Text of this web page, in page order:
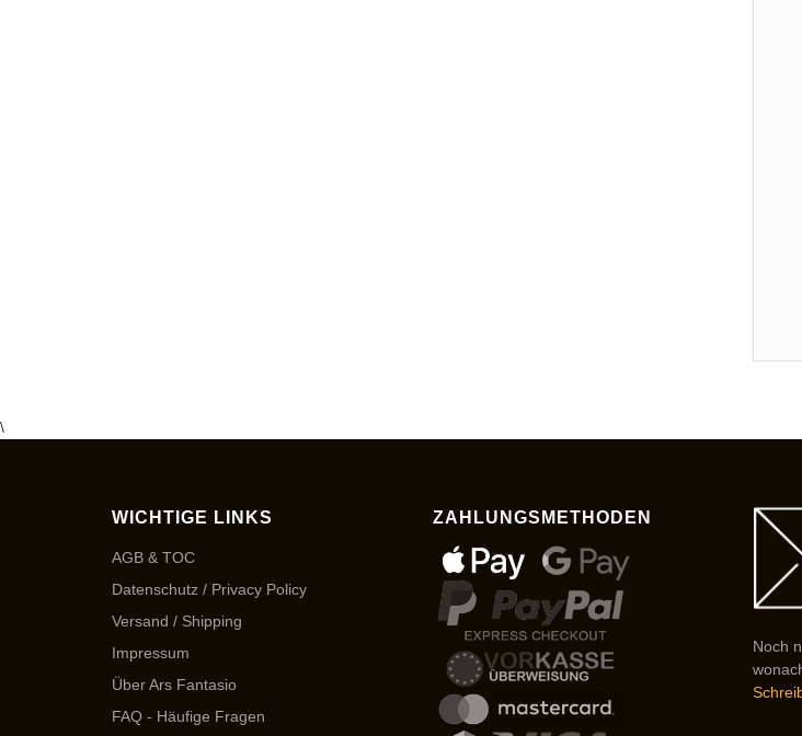
\
WICHTIGE LINKS
AGB & TOC
Datenschutz / Privacy Policy
Versand / Shipping
Impressum
Über Ars Fantasio
FAQ - Häufige Fragen
ZAHLUNGSMETHODEN
Noch